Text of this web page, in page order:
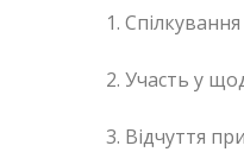
Участь у
Відчуття